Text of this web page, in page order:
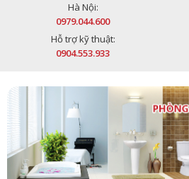
Hà Nội:
0979.044.600
Hỗ trợ kỹ thuật:
0904.553.933